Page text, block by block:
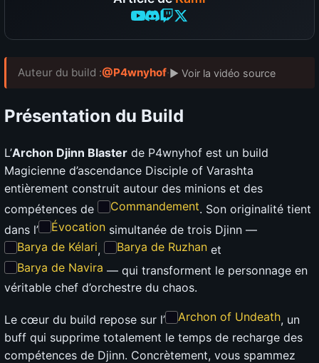
Auteur du build :@P4wnyhof·▶ Voir la vidéo source
Présentation du Build
L’Archon Djinn Blaster de P4wnyhof est un build
Magicienne d’ascendance Disciple of Varashta
entièrement construit autour des minions et des
compétences de
Commandement. Son originalité tient
dans l’
Évocation simultanée de trois Djinn —
Barya de Kélari, Barya de Ruzhan et
Barya de Navira — qui transforment le personnage en
véritable chef d’orchestre du chaos.
Le cœur du build repose sur l’ Archon of Undeath, un
buff qui supprime totalement le temps de recharge des
compétences de Djinn. Concrètement, vous spammez